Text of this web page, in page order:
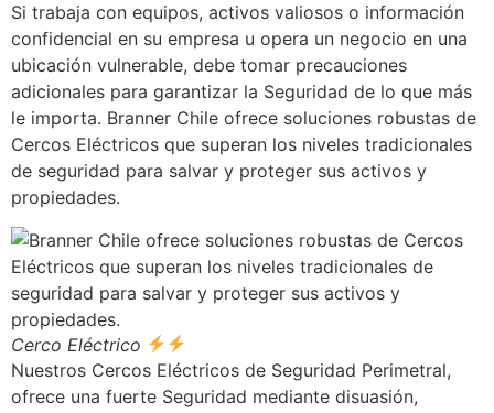
Si trabaja con equipos, activos valiosos o información
confidencial en su empresa u opera un negocio en una
ubicación vulnerable, debe tomar precauciones
adicionales para garantizar la Seguridad de lo que más
le importa. Branner Chile ofrece soluciones robustas de
Cercos Eléctricos que superan los niveles tradicionales
de seguridad para salvar y proteger sus activos y
propiedades.
Cerco Eléctrico
Nuestros Cercos Eléctricos de Seguridad Perimetral,
ofrece una fuerte Seguridad mediante disuasión,